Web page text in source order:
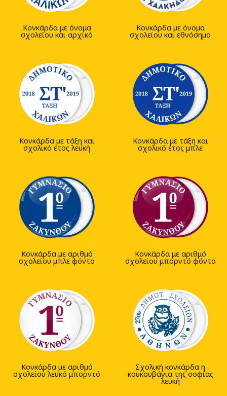
Κονκάρδα με όνομα
σχολείου και αρχικό
Κονκάρδα με όνομα
σχολείου και εθνόσημο
Κονκάρδα με τάξη και
σχολικό έτος λευκή
Κονκάρδα με τάξη και
σχολικό έτος μπλε
Κονκάρδα με αριθμό
σχολείου μπλε φόντο
Κονκάρδα με αριθμό
σχολείου μπορντό φόντο
Κονκάρδα με αριθμό
σχολείου λευκό μπορντό
Σχολική κονκάρδα η
κουκουβάγια της σοφίας
λευκή